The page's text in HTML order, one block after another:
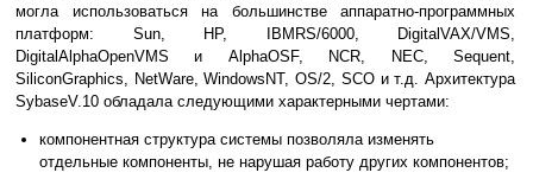
могла использоваться на большинстве аппаратно-программных
платформ: Sun, HP, IBMRS/6000, DigitalVAX/VMS,
DigitalAlphaOpenVMS и AlphaOSF, NCR, NEC, Sequent,
SiliconGraphics, NetWare, WindowsNT, OS/2, SCO и т.д. Архитектура
SybaseV.10 обладала следующими характерными чертами:
компонентная структура системы позволяла изменять
отдельные компоненты, не нарушая работу других компонентов;